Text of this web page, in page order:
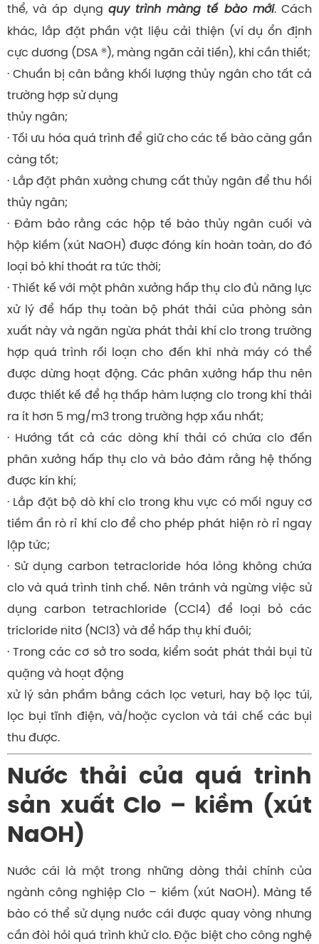
thể, và áp dụng quy trình màng tế bào mới. Cách
khác, lắp đặt phần vật liệu cải thiện (ví dụ ổn định
cực dương (DSA ®), màng ngăn cải tiến), khi cần thiết;
· Chuẩn bị cân bằng khối lượng thủy ngân cho tất cả
trường hợp sử dụng
thủy ngân;
· Tối ưu hóa quá trình để giữ cho các tế bào càng gần
càng tốt;
· Lắp đặt phân xưởng chưng cất thủy ngân để thu hồi
thủy ngân;
· Đảm bảo rằng các hộp tế bào thủy ngân cuối và
hộp kiềm (xút NaOH) được đóng kín hoàn toàn, do đó
loại bỏ khí thoát ra tức thời;
· Thiết kế với một phân xưởng hấp thụ clo đủ năng lực
xử lý để hấp thụ toàn bộ phát thải của phòng sản
xuất này và ngăn ngừa phát thải khí clo trong trường
hợp quá trình rối loạn cho đến khi nhà máy có thể
được dừng hoạt động. Các phân xưởng hấp thu nên
được thiết kế để hạ thấp hàm lượng clo trong khí thải
ra ít hơn 5 mg/m3 trong trường hợp xấu nhất;
· Hướng tất cả các dòng khí thải có chứa clo đến
phân xưởng hấp thụ clo và bảo đảm rằng hệ thống
được kín khí;
· Lắp đặt bộ dò khí clo trong khu vực có mối nguy cơ
tiềm ẩn rò rỉ khí clo để cho phép phát hiện rò rỉ ngay
lập tức;
· Sử dụng carbon tetracloride hóa lỏng không chứa
clo và quá trình tinh chế. Nên tránh và ngừng việc sử
dụng carbon tetrachloride (CCl4) để loại bỏ các
tricloride nitơ (NCl3) và để hấp thụ khí đuôi;
· Trong các cơ sở tro soda, kiểm soát phát thải bụi từ
quặng và hoạt động
xử lý sản phẩm bằng cách lọc veturi, hay bộ lọc túi,
lọc bụi tĩnh điện, và/hoặc cyclon và tái chế các bụi
thu được.
Nước thải của quá trình
sản xuất Clo – kiềm (xút
NaOH)
Nước cái là một trong những dòng thải chính của
ngành công nghiệp Clo – kiềm (xút NaOH). Màng tế
bào có thể sử dụng nước cái được quay vòng nhưng
cần đòi hỏi quá trình khử clo. Đặc biệt cho công nghệ